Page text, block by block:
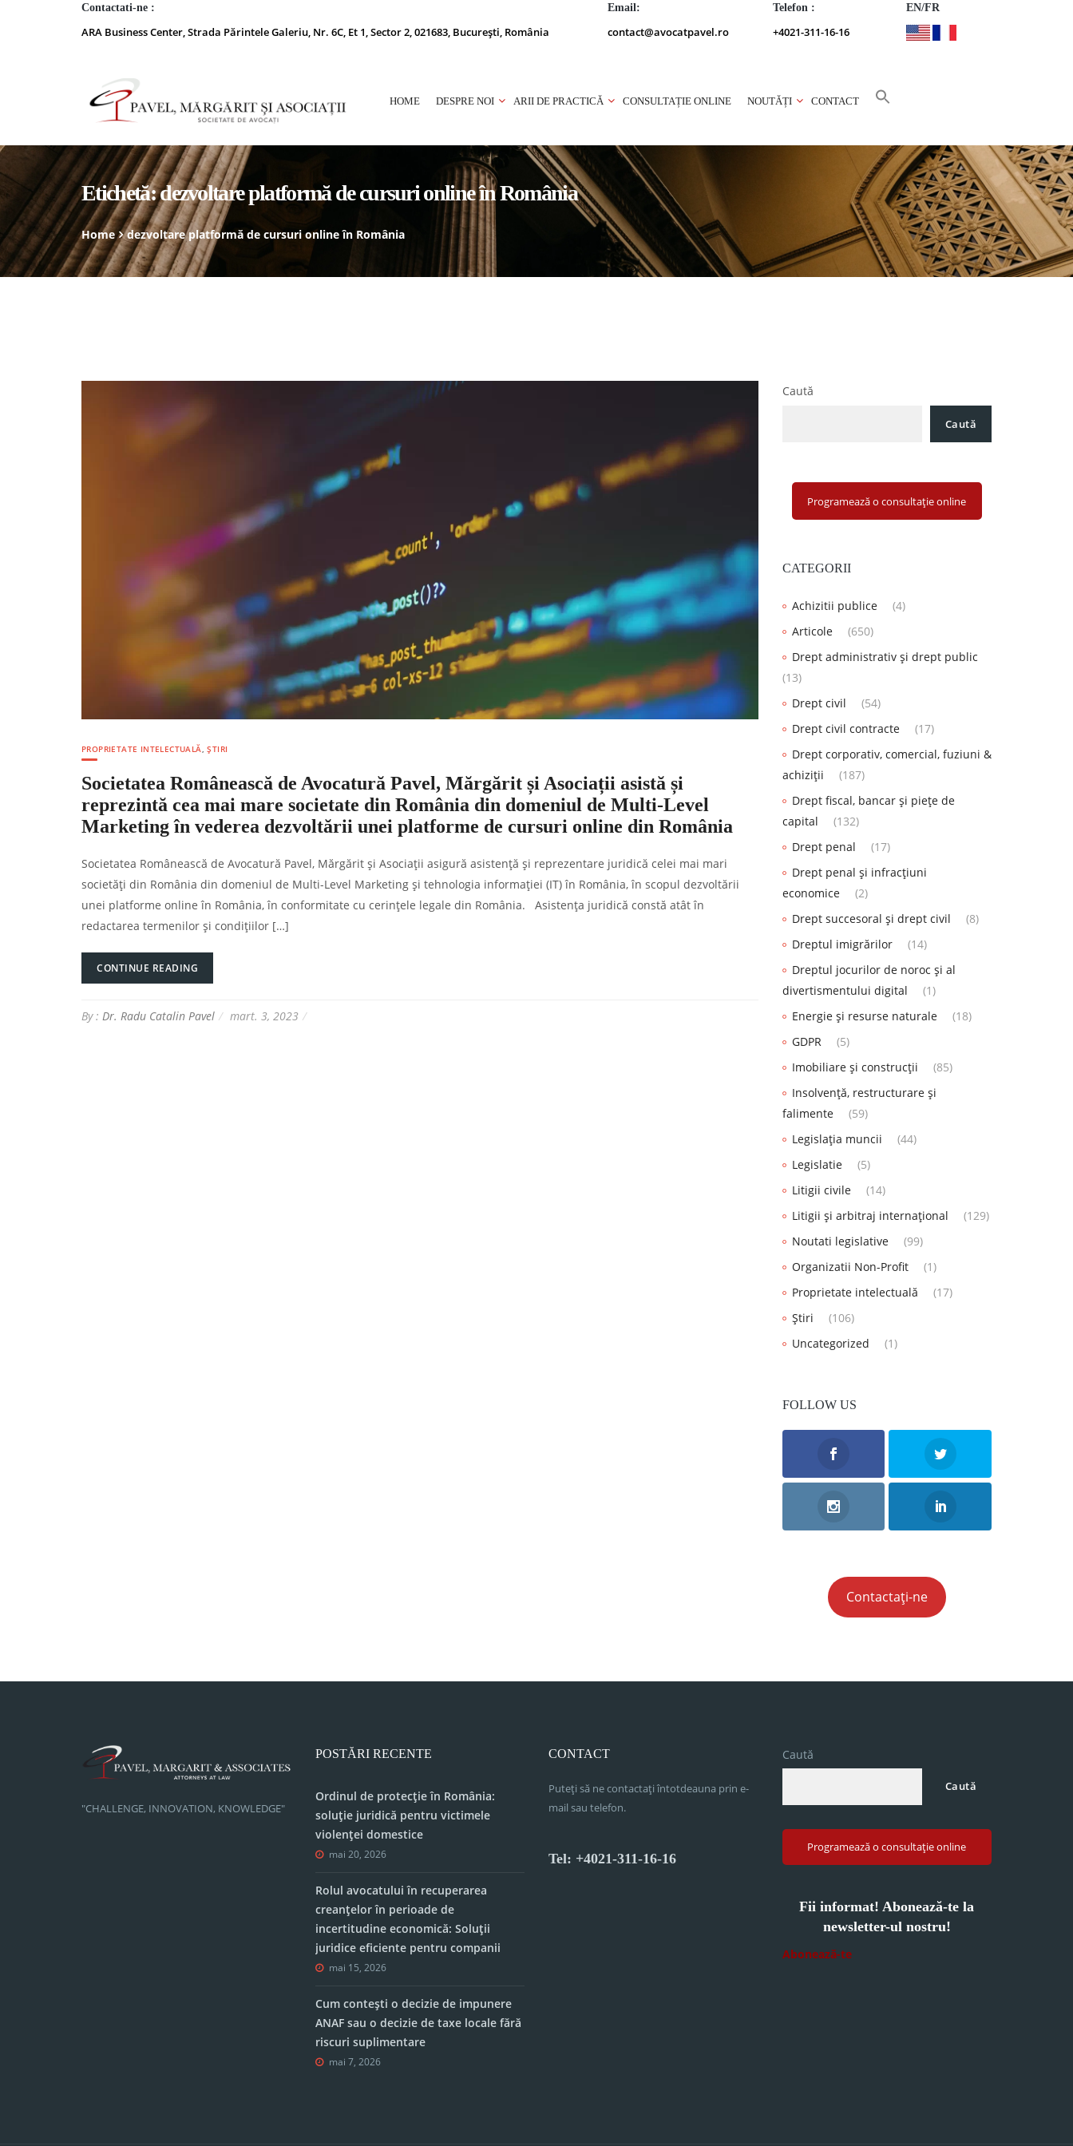
Contactati-ne :
ARA Business Center, Strada Părintele Galeriu, Nr. 6C, Et 1, Sector 2, 021683, București, România
Email:
contact@avocatpavel.ro
Telefon :
+4021-311-16-16
EN/FR
HOME DESPRE NOI ARII DE PRACTICĂ CONSULTAȚIE ONLINE NOUTĂȚI CONTACT
Etichetă:dezvoltare platformă de cursuri online în România
Home dezvoltare platformă de cursuri online în România
PROPRIETATE INTELECTUALĂ ,ȘTIRI
Societatea Românească de Avocatură Pavel, Mărgărit și Asociații asistă și
reprezintă cea mai mare societate din România din domeniul de Multi-Level
Marketing în vederea dezvoltării unei platforme de cursuri online din România
Societatea Românească de Avocatură Pavel, Mărgărit și Asociații asigură asistență și reprezentare juridică celei mai mari
societăți din România din domeniul de Multi-Level Marketing și tehnologia informației (IT) în România, în scopul dezvoltării
unei platforme online în România, în conformitate cu cerințele legale din România. Asistența juridică constă atât în
redactarea termenilor și condițiilor […]
CONTINUE READING
By : Dr. Radu Catalin Pavel mart. 3, 2023
Caută
Caută
Programează o consultație online
CATEGORII
Achizitii publice
(4)
Articole
(650)
Drept administrativ și drept public
(13)
Drept civil
(54)
Drept civil contracte
(17)
Drept corporativ, comercial, fuziuni &
achiziții
(187)
Drept fiscal, bancar și piețe de
capital
(132)
Drept penal
(17)
Drept penal și infracțiuni
economice
(2)
Drept succesoral și drept civil
(8)
Dreptul imigrărilor
(14)
Dreptul jocurilor de noroc și al
divertismentului digital
(1)
Energie și resurse naturale
(18)
GDPR
(5)
Imobiliare și construcții
(85)
Insolvență, restructurare și
falimente
(59)
Legislația muncii
(44)
Legislatie
(5)
Litigii civile
(14)
Litigii și arbitraj internațional
(129)
Noutati legislative
(99)
Organizatii Non-Profit
(1)
Proprietate intelectuală
(17)
Știri
(106)
Uncategorized
(1)
FOLLOW US
Contactați-ne
"CHALLENGE, INNOVATION, KNOWLEDGE"
POSTĂRI RECENTE
Ordinul de protecție în România:
soluție juridică pentru victimele
violenței domestice
mai 20, 2026
Rolul avocatului în recuperarea
creanțelor în perioade de
incertitudine economică: Soluții
juridice eficiente pentru companii
mai 15, 2026
Cum contești o decizie de impunere
ANAF sau o decizie de taxe locale fără
riscuri suplimentare
mai 7, 2026
CONTACT
Puteți să ne contactați întotdeauna prin e-
mail sau telefon.
Tel: +4021-311-16-16
Caută
Caută
Programează o consultație online
Fii informat! Abonează-te la
newsletter-ul nostru!
Abonează-te